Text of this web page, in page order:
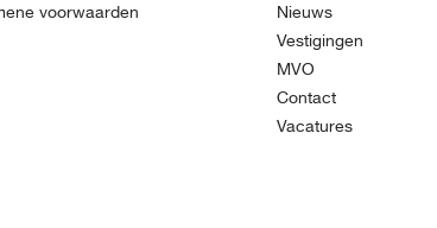
voorwaarden
Nieuws
Vestigingen
MVO
Contact
Vacatures